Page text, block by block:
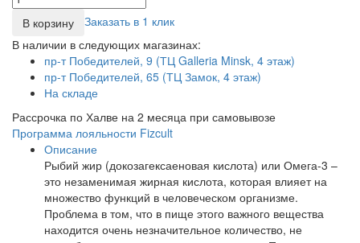
В корзину
Заказать в 1 клик
В наличии в следующих магазинах:
пр-т Победителей, 9 (ТЦ Galleria Minsk, 4 этаж)
пр-т Победителей, 65 (ТЦ Замок, 4 этаж)
На складе
Рассрочка по Халве на 2 месяца при самовывозе
Программа лояльности Fizcult
Описание
Рыбий жир (докозагексаеновая кислота) или Омега-3 –
это незаменимая жирная кислота, которая влияет на
множество функций в человеческом организме.
Проблема в том, что в пище этого важного вещества
находится очень незначительное количество, не